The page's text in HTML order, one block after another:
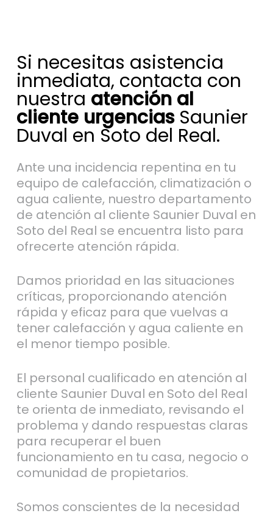
Si necesitas asistencia
inmediata, contacta con
nuestra atención al
cliente urgenciasSaunier
Duval en Soto del Real.
Ante una incidencia repentina en tu
equipo de calefacción, climatización o
agua caliente, nuestro departamento
de atención al cliente Saunier Duval en
Soto del Real se encuentra listo para
ofrecerte atención rápida.
Damos prioridad en las situaciones
críticas, proporcionando atención
rápida y eficaz para que vuelvas a
tener calefacción y agua caliente en
el menor tiempo posible.
El personal cualificado en atención al
cliente Saunier Duval en Soto del Real
te orienta de inmediato, revisando el
problema y dando respuestas claras
para recuperar el buen
funcionamiento en tu casa, negocio o
comunidad de propietarios.
Somos conscientes de la necesidad